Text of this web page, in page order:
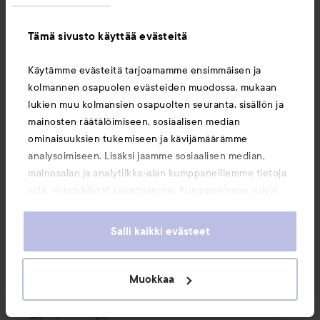
Tämä sivusto käyttää evästeitä
Käytämme evästeitä tarjoamamme ensimmäisen ja
kolmannen osapuolen evästeiden muodossa, mukaan
lukien muu kolmansien osapuolten seuranta, sisällön ja
mainosten räätälöimiseen, sosiaalisen median
ominaisuuksien tukemiseen ja kävijämäärämme
analysoimiseen. Lisäksi jaamme sosiaalisen median,
mainosalan ja analytiikka-alan kumppaneillemme tietoja
heille tai joita on kerätty, kun olet käyttänyt heidän
evästeiden käytön.
Salli kaikki evästeet
Muokkaa
1 vuotta sitten
Viesti luotiin 1 vuotta sitten
Meikkivoiteen väri
Hei, mikä väri vastaa bareMinerals BAREPRO väriä
08 golden ivory? Ja pitäisikö sen olla keltaisilla
alaväreillä? Terveisin
1 PRODUCT IN POST MEIKKIVOITEEN VÄRI